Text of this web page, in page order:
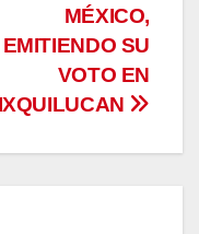
MÉXICO,
EMITIENDO SU
VOTO EN